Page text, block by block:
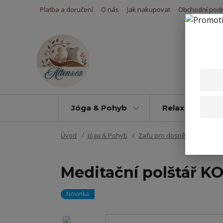
Platba a doručení O nás Jak nakupovat Obchodní
Jóga & Pohyb Relax & Úleva
Úvod Jóga & Pohyb Zafu pro dospělé i pro děti
Meditační polštář
Novinka